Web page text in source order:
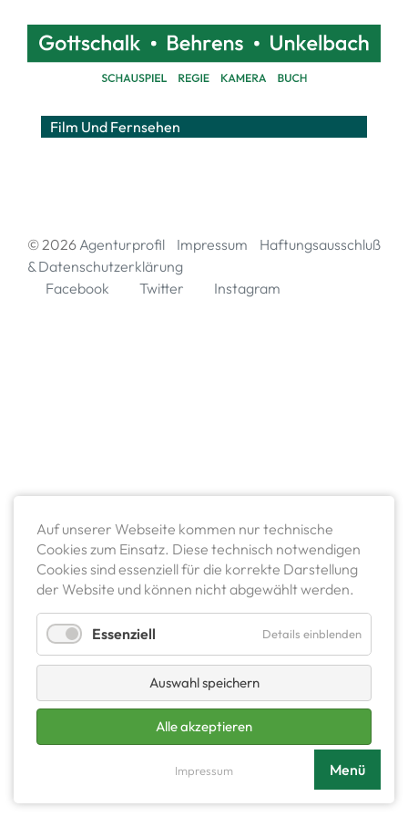
Menü
Film Und Fernsehen
© 2026Agenturprofil Impressum
Haftungsausschluß
& Datenschutzerklärung
Facebook
Twitter Instagram
Auf unserer Webseite kommen nur technische
Cookies zum Einsatz. Diese technisch notwendigen
Cookies sind essenziell für die korrekte Darstellung
der Website und können nicht abgewählt werden.
Essenziell Details einblenden
Auswahl speichern
Alle akzeptieren
Impressum